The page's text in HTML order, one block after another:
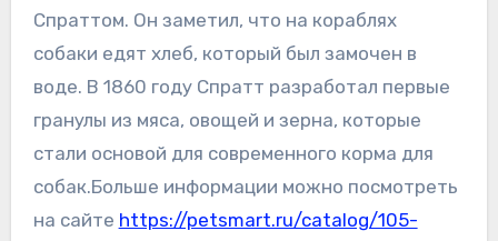
Спраттом. Он заметил, что на кораблях
собаки едят хлеб, который был замочен в
воде. В 1860 году Спратт разработал первые
гранулы из мяса, овощей и зерна, которые
стали основой для современного корма для
собак.Больше информации можно посмотреть
на сайте https://petsmart.ru/catalog/105-